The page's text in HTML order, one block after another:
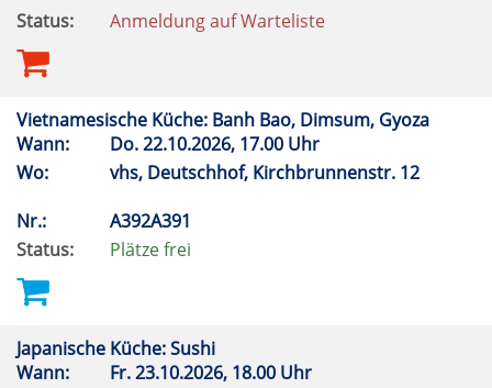
Status:
Anmeldung auf Warteliste
Vietnamesische Küche: Banh Bao, Dimsum, Gyoza
Wann:
Do.22.10.2026, 17.00 Uhr
Wo:
vhs, Deutschhof, Kirchbrunnenstr. 12
Nr.:
A392A391
Status:
Plätze frei
Japanische Küche: Sushi
Wann:
Fr.23.10.2026, 18.00 Uhr